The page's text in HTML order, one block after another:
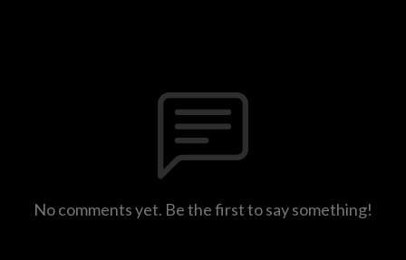
No comments yet. Be the first to say something!